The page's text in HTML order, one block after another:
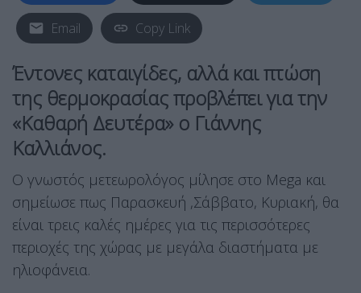
Email Copy Link
Έντονες καταιγίδες, αλλά και πτώση
της θερμοκρασίας προβλέπει για την
«Καθαρή Δευτέρα» ο Γιάννης
Καλλιάνος.
Ο γνωστός μετεωρολόγος μίλησε στο Mega και
σημείωσε πως Παρασκευή ,Σάββατο, Κυριακή, θα
είναι τρεις καλές ημέρες για τις περισσότερες
περιοχές της χώρας με μεγάλα διαστήματα με
ηλιοφάνεια.